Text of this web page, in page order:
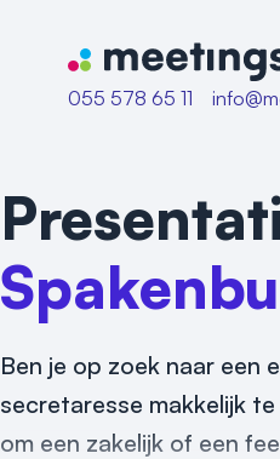
Naar home van Meetings
055 578 65 11
Ben je op zoek naar een
secretaresse makkelijk
om een zakelijk of een